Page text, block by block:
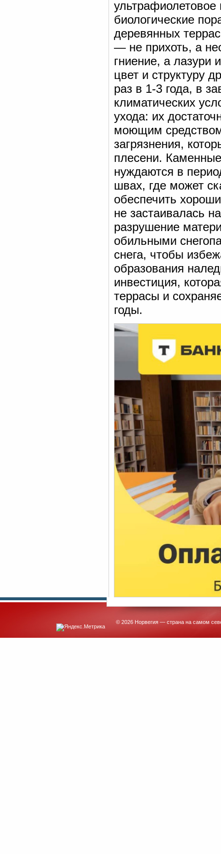
биологические
деревянных
— не прихоть, а
гниение, а
цвет и структуру
раз в 1-3 года, в
климатических
ухода: их
моющим
загрязнения,
плесени.
нуждаются в
швах, где может
обеспечить
не застаивалась
разрушение
обильными
снега, чтобы
образования
инвестиция,
террасы и
годы.
© 2026 Норвегия — страна на самом